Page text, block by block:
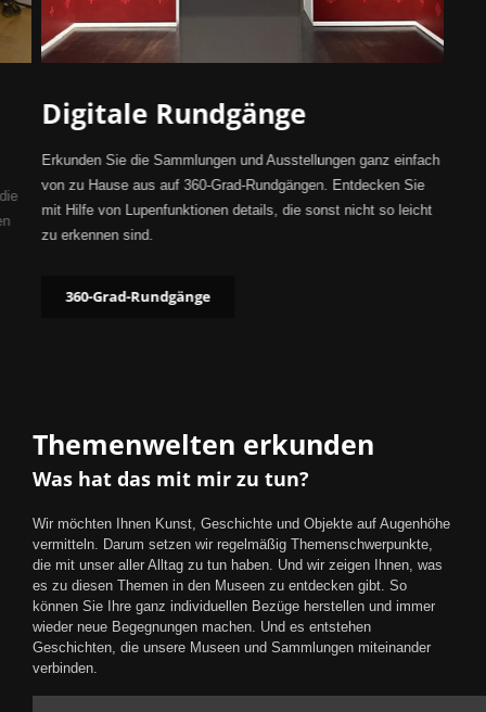
Digitale Rundgänge
Erkunden Sie die Sammlungen und Ausstellungen ganz einfach
von zu Hause aus auf 360-Grad-Rundgängen. Entdecken Sie
mit Hilfe von Lupenfunktionen details, die sonst nicht so leicht
zu erkennen sind.
360-Grad-Rundgänge
Themenwelten erkunden
Was hat das mit mir zu tun?
Wir möchten Ihnen Kunst, Geschichte und Objekte auf Augenhöhe
vermitteln. Darum setzen wir regelmäßig Themenschwerpunkte,
die mit unser aller Alltag zu tun haben. Und wir zeigen Ihnen, was
es zu diesen Themen in den Museen zu entdecken gibt. So
können Sie Ihre ganz individuellen Bezüge herstellen und immer
wieder neue Begegnungen machen. Und es entstehen
Geschichten, die unsere Museen und Sammlungen miteinander
verbinden.